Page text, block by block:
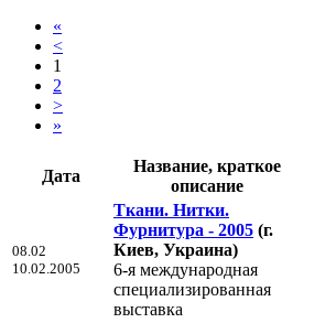
«
<
1
2
>
»
Дата
Название, краткое
описание
08.02
10.02.2005
Ткани. Нитки.
Фурнитура - 2005 (г.
Киев, Украина)
6-я международная
специализированная
выставка